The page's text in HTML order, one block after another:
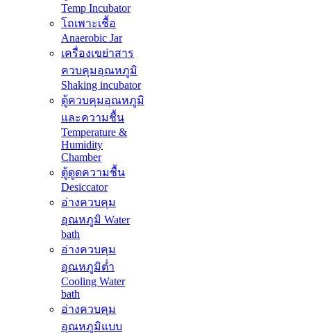
Temp Incubator
โถเพาะเชื้อ
Anaerobic Jar
เครื่องเขย่าสาร
ควบคุมอุณหภูมิ
Shaking incubator
ตู้ควบคุมอุณหภูมิ
และความชื้น
Temperature &
Humidity
Chamber
ตู้ดูดความชื้น
Desiccator
อ่างควบคุม
อุณหภูมิ Water
bath
อ่างควบคุม
อุณหภูมิต่ำ
Cooling Water
bath
อ่างควบคุม
อุณหภูมิแบบ